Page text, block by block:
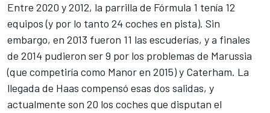
Entre 2020 y 2012, la parrilla de Fórmula 1 tenía 12
equipos (y por lo tanto 24 coches en pista). Sin
embargo, en 2013 fueron 11 las escuderías, y a finales
de 2014 pudieron ser 9 por los problemas de Marussia
(que competiría como Manor en 2015) y Caterham. La
llegada de Haas compensó esas dos salidas, y
actualmente son 20 los coches que disputan el